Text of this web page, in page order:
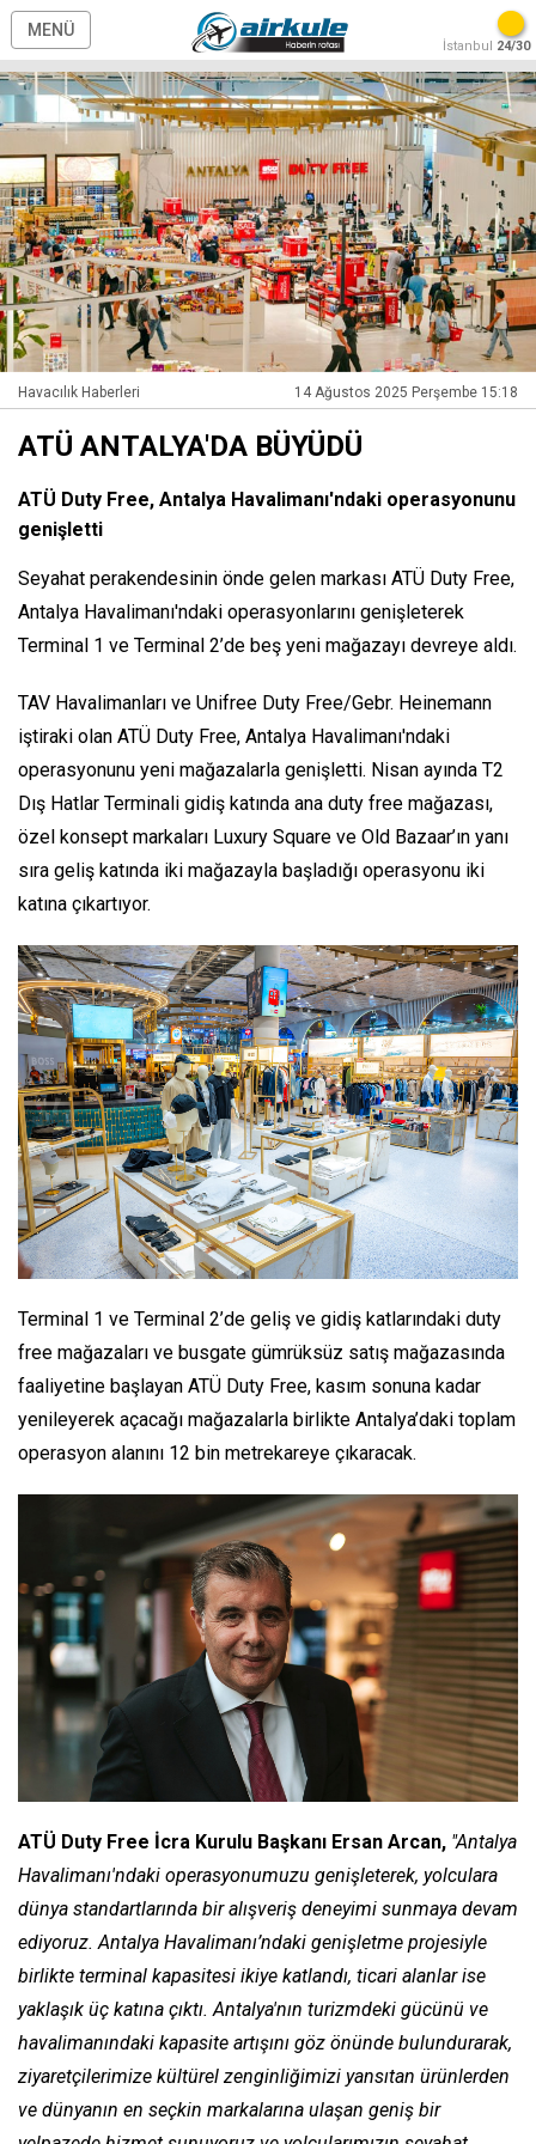
MENÜ
İstanbul 24/30
Havacılık Haberleri 14 Ağustos 2025 Perşembe 15:18
ATÜ ANTALYA'DA BÜYÜDÜ
ATÜ Duty Free, Antalya Havalimanı'ndaki operasyonunu
genişletti
Seyahat perakendesinin önde gelen markası ATÜ Duty Free,
Antalya Havalimanı'ndaki operasyonlarını genişleterek
Terminal 1 ve Terminal 2’de beş yeni mağazayı devreye aldı.
TAV Havalimanları ve Unifree Duty Free/Gebr. Heinemann
iştiraki olan ATÜ Duty Free, Antalya Havalimanı'ndaki
operasyonunu yeni mağazalarla genişletti. Nisan ayında T2
Dış Hatlar Terminali gidiş katında ana duty free mağazası,
özel konsept markaları Luxury Square ve Old Bazaar’ın yanı
sıra geliş katında iki mağazayla başladığı operasyonu iki
katına çıkartıyor.
Terminal 1 ve Terminal 2’de geliş ve gidiş katlarındaki duty
free mağazaları ve busgate gümrüksüz satış mağazasında
faaliyetine başlayan ATÜ Duty Free, kasım sonuna kadar
yenileyerek açacağı mağazalarla birlikte Antalya’daki toplam
operasyon alanını 12 bin metrekareye çıkaracak.
ATÜ Duty Free İcra Kurulu Başkanı Ersan Arcan, "Antalya
Havalimanı'ndaki operasyonumuzu genişleterek, yolculara
dünya standartlarında bir alışveriş deneyimi sunmaya devam
ediyoruz. Antalya Havalimanı’ndaki genişletme projesiyle
birlikte terminal kapasitesi ikiye katlandı, ticari alanlar ise
yaklaşık üç katına çıktı. Antalya'nın turizmdeki gücünü ve
havalimanındaki kapasite artışını göz önünde bulundurarak,
ziyaretçilerimize kültürel zenginliğimizi yansıtan ürünlerden
ve dünyanın en seçkin markalarına ulaşan geniş bir